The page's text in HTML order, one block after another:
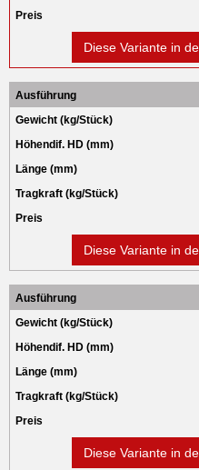
Diese Variante in
Diese Variante in
Diese Variante in